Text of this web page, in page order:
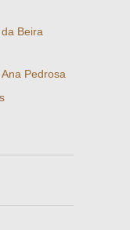
Beira
Ana Pedrosa